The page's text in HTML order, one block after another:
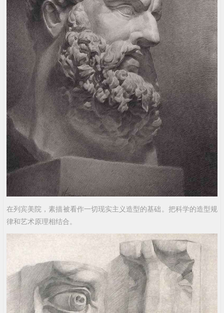
在列宾美院，素描被看作一切现实主义造型的基础。把科学的造型规
律和艺术原理相结合。